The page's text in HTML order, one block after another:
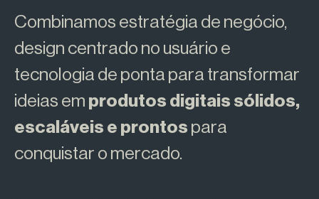
Combinamos estratégia de negócio,
design centrado no usuário e
tecnologia de ponta para transformar
ideias em produtos digitais sólidos,
escaláveis e prontos para
conquistar o mercado.